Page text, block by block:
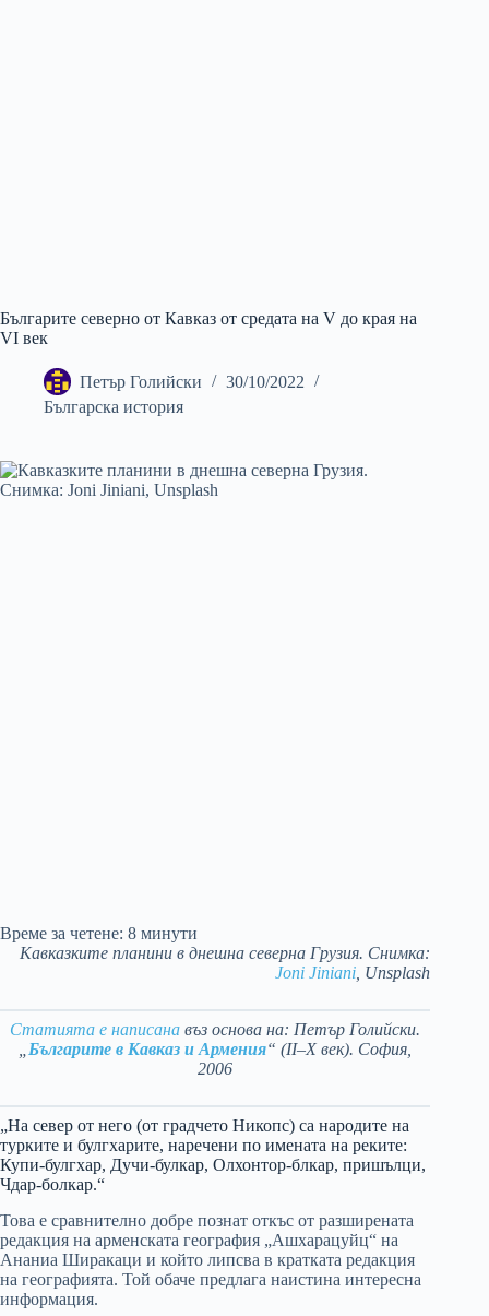
Българите северно от Кавказ от средата на V до края на
VI век
Петър Голийски
30/10/2022
Българска история
Време за четене: 8 минути
Кавказките планини в днешна северна Грузия. Снимка:
Joni Jiniani , Unsplash
Статията е написана въз основа на: Петър Голийски.
Българите в Кавказ и Армения“ (II–X век). София,
2006
„На север от него (от градчето Никопс) са народите на
турките и булгхарите, наречени по имената на реките:
Купи-булгхар, Дучи-булкар, Олхонтор-блкар, пришълци,
Чдар-болкар.“
Това е сравнително добре познат откъс от разширената
редакция на арменската география „Ашхарацуйц“ на
Ананиа Ширакаци и който липсва в кратката редакция
на географията. Той обаче предлага наистина интересна
информация.